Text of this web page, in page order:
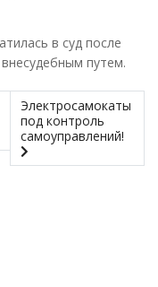
в суд после
путем.
Электросамокаты
под контроль
самоуправлений!